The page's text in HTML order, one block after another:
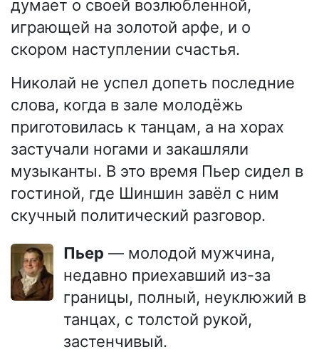
думает о своей возлюбленной,
играющей на золотой арфе, и о
скором наступлении счастья.
Николай не успел допеть последние
слова, когда в зале молодёжь
приготовилась к танцам, а на хорах
застучали ногами и закашляли
музыканты. В это время Пьер сидел в
гостиной, где Шиншин завёл с ним
скучный политический разговор.
Пьер — молодой мужчина,
недавно приехавший из-за
границы, полный, неуклюжий в
танцах, с толстой рукой,
застенчивый.